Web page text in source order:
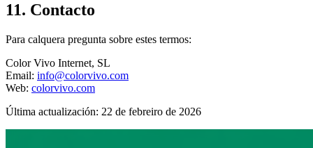
11. Contacto
Para calquera pregunta sobre estes termos:
Color Vivo Internet, SL
Email: info@colorvivo.com
Web: colorvivo.com
Última actualización: 22 de febreiro de 2026